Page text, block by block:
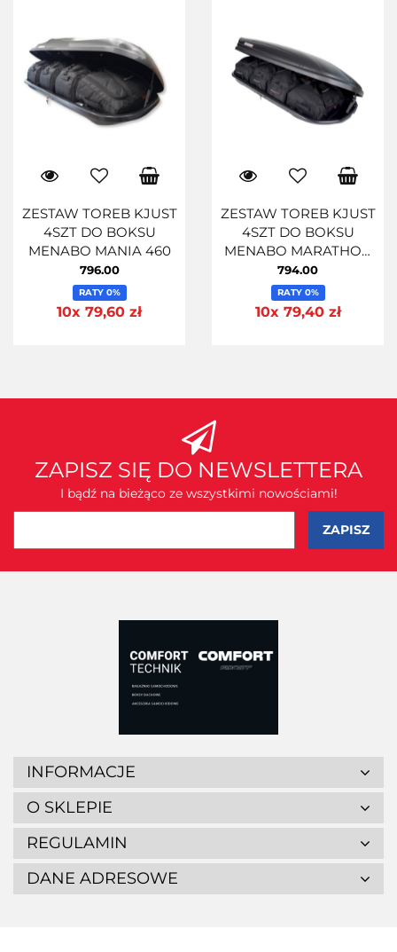
ZESTAW TOREB KJUST
4SZT DO BOKSU
MENABO MANIA 460
796.00
RATY 0%
10x 79,60 zł
ZESTAW TOREB KJUST
4SZT DO BOKSU
MENABO MARATHON
460
794.00
RATY 0%
10x 79,40 zł
ZAPISZ SIĘ DO NEWSLETTERA
I bądź na bieżąco ze wszystkimi nowościami!
INFORMACJE
O SKLEPIE
REGULAMIN
DANE ADRESOWE